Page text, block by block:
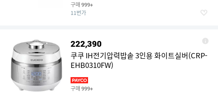
구매 999+
11번가
222,390
쿠쿠 IH전기압력밥솥 3인용 화이트실버(CRP-
EHB0310FW)
구매 999+